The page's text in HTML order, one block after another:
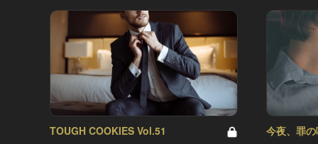
TOUGH COOKIES Vol.51 今夜、罪